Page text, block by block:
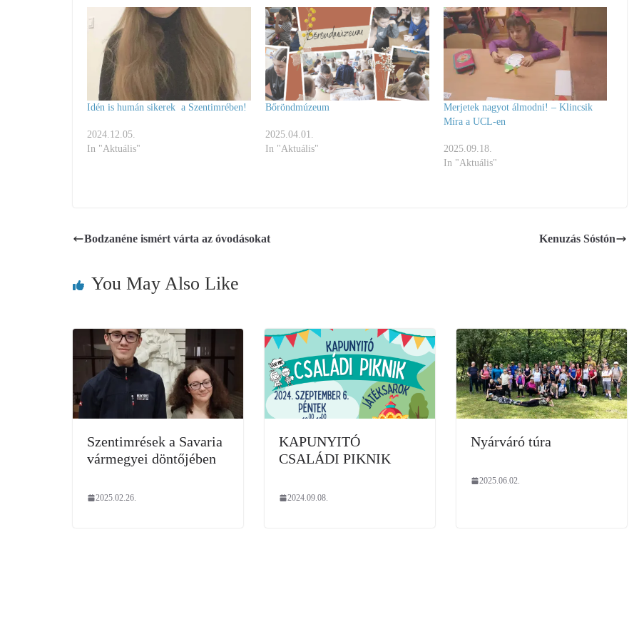
Idén is humán sikerek a Szentimrében!
2024.12.05.
In "Aktuális"
Bőröndmúzeum
2025.04.01.
In "Aktuális"
Merjetek nagyot álmodni! – Klincsik
Míra a UCL-en
2025.09.18.
In "Aktuális"
Bodzanéne ismért várta az óvodásokat Kenuzás Sóstón
You May Also Like
Szentimrések a Savaria
vármegyei döntőjében
2025.02.26.
KAPUNYITÓ
CSALÁDI PIKNIK
2024.09.08.
Nyárváró túra
2025.06.02.